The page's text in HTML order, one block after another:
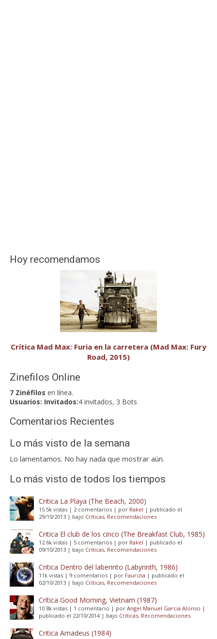
Hoy recomendamos
Crítica Mad Max: Furia en la carretera (Mad Max: Fury
Road, 2015)
Zinefilos Online
7 Zinéfilos en línea.
Usuarios: Invitados:4 invitados, 3 Bots
Comentarios Recientes
Lo más visto de la semana
Lo lamentamos. No hay nada que mostrar aún.
Lo más visto de todos los tiempos
Critica La Playa (The Beach, 2000)
15.5k vistas | 2 comentarios | por Rakel | publicado el
29/10/2013 | bajo Críticas, Recomendaciones
Critica El club de los cinco (The Breakfast Club, 1985)
12.6k vistas | 5 comentarios | por Rakel | publicado el
09/10/2013 | bajo Críticas, Recomendaciones
Critica Dentro del laberinto (Labyrinth, 1986)
11k vistas | 9 comentarios | por Faurizia | publicado el
02/10/2013 | bajo Críticas, Recomendaciones
Crítica Good Morning, Vietnam (1987)
10.8k vistas | 1 comentario | por Angel Manuel Garcia Alonso |
publicado el 22/10/2014| bajo Críticas, Recomendaciones
Critica Amadeus (1984)